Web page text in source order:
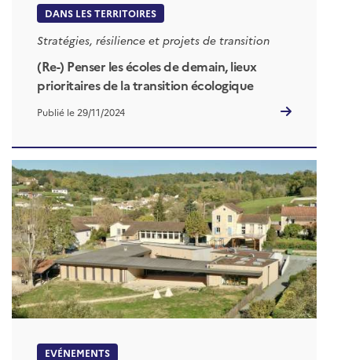
DANS LES TERRITOIRES
Stratégies, résilience et projets de transition
(Re-) Penser les écoles de demain, lieux
prioritaires de la transition écologique
Publié le 29/11/2024
EVÉNEMENTS